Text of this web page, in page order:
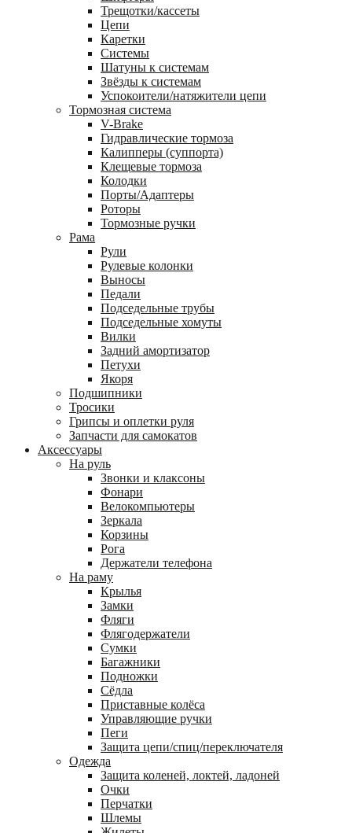
Трещотки/кассеты
Цепи
Каретки
Системы
Шатуны к системам
Звёзды к системам
Успокоители/натяжители цепи
Тормозная система
V-Brake
Гидравлические тормоза
Калипперы (суппорта)
Клещевые тормоза
Колодки
Порты/Адаптеры
Роторы
Тормозные ручки
Рама
Рули
Рулевые колонки
Выносы
Педали
Подседельные трубы
Подседельные хомуты
Вилки
Задний амортизатор
Петухи
Якоря
Подшипники
Тросики
Грипсы и оплетки руля
Запчасти для самокатов
Аксессуары
На руль
Звонки и клаксоны
Фонари
Велокомпьютеры
Зеркала
Корзины
Рога
Держатели телефона
На раму
Крылья
Замки
Фляги
Флягодержатели
Сумки
Багажники
Подножки
Сёдла
Приставные колёса
Управляющие ручки
Пеги
Защита цепи/спиц/переключателя
Одежда
Защита коленей, локтей, ладоней
Очки
Перчатки
Шлемы